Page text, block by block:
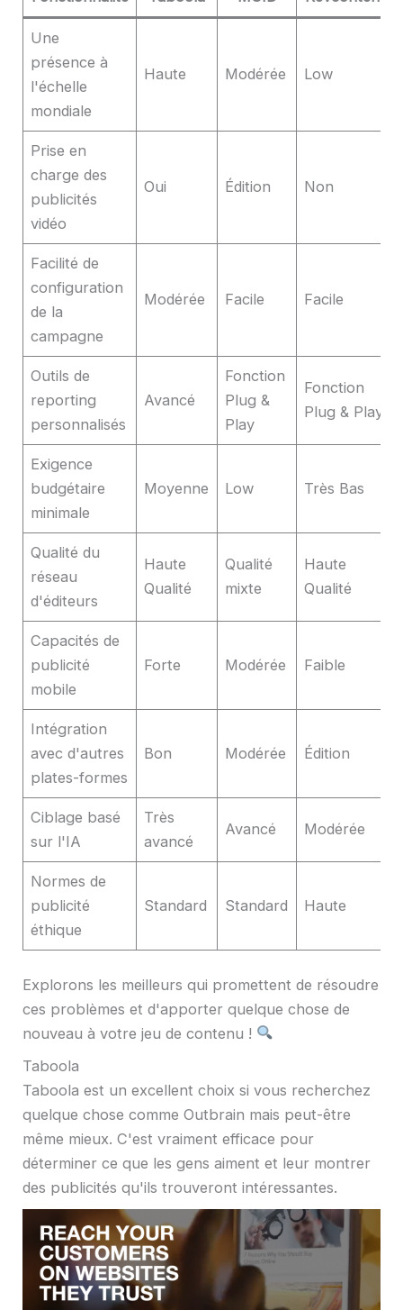
Une
présence à
l'échelle
mondiale
Haute Modérée Low
Prise en
charge des
publicités
vidéo
Oui Édition Non
Facilité de
configuration
de la
campagne
Modérée Facile Facile
Outils de
reporting
personnalisés
Avancé
Fonction
Plug &
Play
Fonction
Plug & Play
Exigence
budgétaire
minimale
Moyenne Low Très Bas
Qualité du
réseau
d'éditeurs
Haute
Qualité
Qualité
mixte
Haute
Qualité
Capacités de
publicité
mobile
Forte Modérée Faible
Intégration
avec d'autres
plates-formes
Bon Modérée Édition
Ciblage basé
sur l'IA
Très
avancé
Avancé Modérée
Normes de
publicité
éthique
Standard Standard Haute
Explorons les meilleurs qui promettent de résoudre
ces problèmes et d'apporter quelque chose de
nouveau à votre jeu de contenu !
Taboola
Taboola est un excellent choix si vous recherchez
quelque chose comme Outbrain mais peut-être
même mieux. C'est vraiment efficace pour
déterminer ce que les gens aiment et leur montrer
des publicités qu'ils trouveront intéressantes.